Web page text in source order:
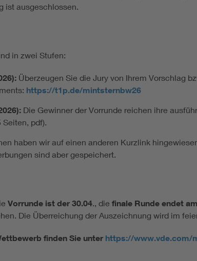
ist ausgeschlossen.
in zwei Stufen:
Überzeugen Sie die Jury von Ihrem Vorschlag
https://t1p.de/mintsternbw26
Die Gewinner der Vorrunde reichen ihre
pdf).
haben wir auf einen anderen Kurzlink
sind aber gespeichert.
Vorrunde ist der 30.04., die finale Runde endet
Die Überreichung der Auszeichnung wird im
finden Sie unter https://www.vde.com/